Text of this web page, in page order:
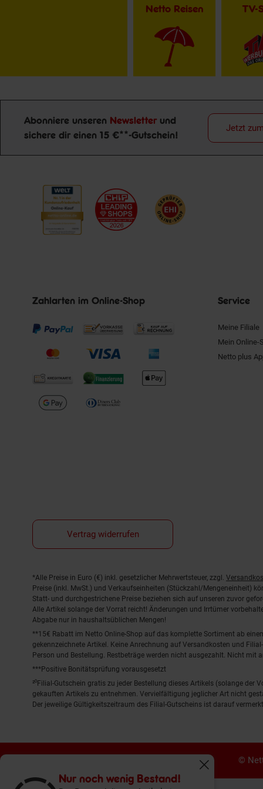
Nur noch wenig Bestand!
Fenster
Netto Reisen TV-
Newsletter Anmeldung
Abonniere unseren Newsletter und
sichere dir einen 15 €**-Gutschein!
Jetzt
Zahlarten im Online-Shop Service
Meine Filiale
Mein Online-
Netto plus
Vertrag widerrufen
Fußnoten
*Alle Preise in Euro (€) inkl. gesetzlicher Mehrwertsteuer, zzgl.
Preise (inkl. MwSt.) und Verkaufseinheiten (Stückzahl/Mengeneinheit)
Statt- und durchgestrichene Preise beziehen sich auf unseren zuvor
Alle Artikel solange der Vorrat reicht! Änderungen und Irrtümer
Abgabe nur in haushaltsüblichen Mengen!
**15€ Rabatt im Netto Online-Shop auf das komplette Sortiment ab
gekennzeichnete Artikel. Keine Anrechnung auf Versandkosten und
Person und Bestellung. Restbeträge werden nicht ausgezahlt. Nicht mit
***Positive Bonitätsprüfung vorausgesetzt
²⁰Filial-Gutschein gratis zu jeder Bestellung dieses Artikels (solange
gekauften Artikels zu entnehmen. Vervielfältigung jeglicher Art nicht
Der jeweilige Gültigkeitszeitraum des Filial-Gutscheins ist darauf vermerkt.
©